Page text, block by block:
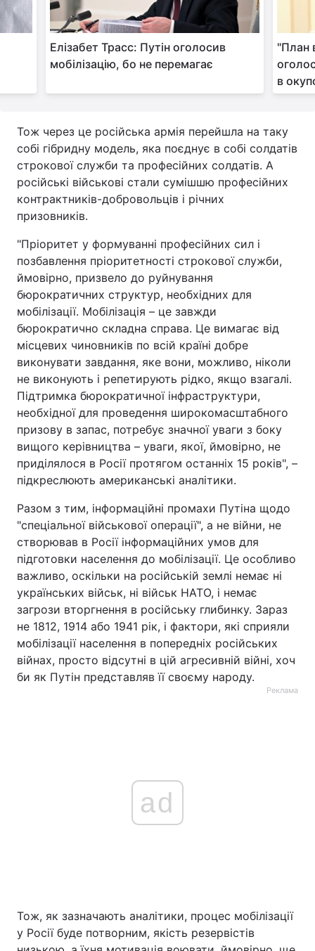
Елізабет Трасс: Путін оголосив
мобілізацію, бо не перемагає
"План
в
Тож через це російська армія перейшла на таку
собі гібридну модель, яка поєднує в собі солдатів
строкової служби та професійних солдатів. А
російські військові стали сумішшю професійних
контрактників-добровольців і річних
призовників.
"Пріоритет у формуванні професійних сил і
позбавлення пріоритетності строкової служби,
ймовірно, призвело до руйнування
бюрократичних структур, необхідних для
мобілізації. Мобілізація – це завжди
бюрократично складна справа. Це вимагає від
місцевих чиновників по всій країні добре
виконувати завдання, яке вони, можливо, ніколи
не виконують і репетирують рідко, якщо взагалі.
Підтримка бюрократичної інфраструктури,
необхідної для проведення широкомасштабного
призову в запас, потребує значної уваги з боку
вищого керівництва – уваги, якої, ймовірно, не
приділялося в Росії протягом останніх 15 років", –
підкреслюють американські аналітики.
Разом з тим, інформаційні промахи Путіна щодо
"спеціальної військової операції", а не війни, не
створював в Росії інформаційних умов для
підготовки населення до мобілізації. Це особливо
важливо, оскільки на російській землі немає ні
українських військ, ні військ НАТО, і немає
загрози вторгнення в російську глибинку. Зараз
не 1812, 1914 або 1941 рік, і фактори, які сприяли
мобілізації населення в попередніх російських
війнах, просто відсутні в цій агресивній війні, хоч
би як Путін представляв її своєму народу.
Реклама
ad
Тож, як зазначають аналітики, процес мобілізації
у Росії буде потворним, якість резервістів